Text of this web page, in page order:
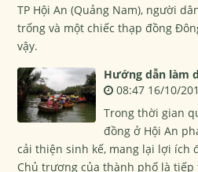
TP Hội An (Quảng Nam), người
trống và một chiếc thạp đồng
vậy.
Hướng dẫn làm
08:47 16/10/
Trong thời gian
đồng ở Hội An
cải thiện sinh kế, mang lại lợi ích
Chủ trương của thành phố là